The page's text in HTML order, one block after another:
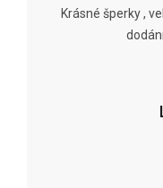
Krásné šperky ,